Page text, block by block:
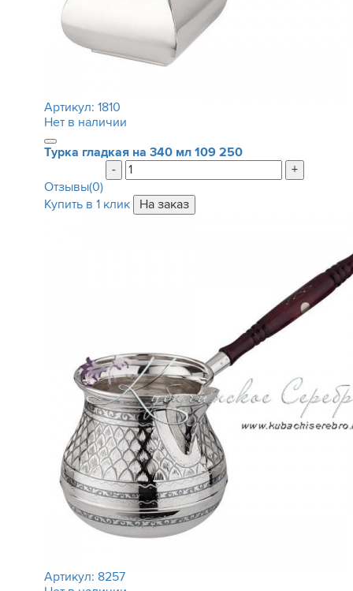
Артикул: 1810
Нет в наличии
Турка гладкая на 340 мл 109 250
-
+
Отзывы(0)
Купить в 1 клик
Артикул: 8257